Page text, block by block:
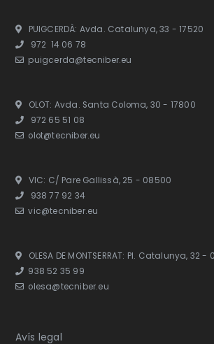
PUIGCERDÀ: Avda. Catalunya, 33 - 17520
972 14 06 78
puigcerda@tecniber.eu
OLOT: Avda. Santa Coloma, 30 - 17800
972 65 51 08
olot@tecniber.eu
VIC: C/ Pare Gallissà, 25 - 08500
938 77 92 34
vic@tecniber.eu
OLESA DE MONTSERRAT: Pl. Catalunya, 32 -
938 52 35 99
olesa@tecniber.eu
Avís legal